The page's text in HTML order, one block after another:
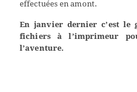
effectuées en amont.
En janvier dernier c’est le
fichiers à l’imprimeur
l’aventure.